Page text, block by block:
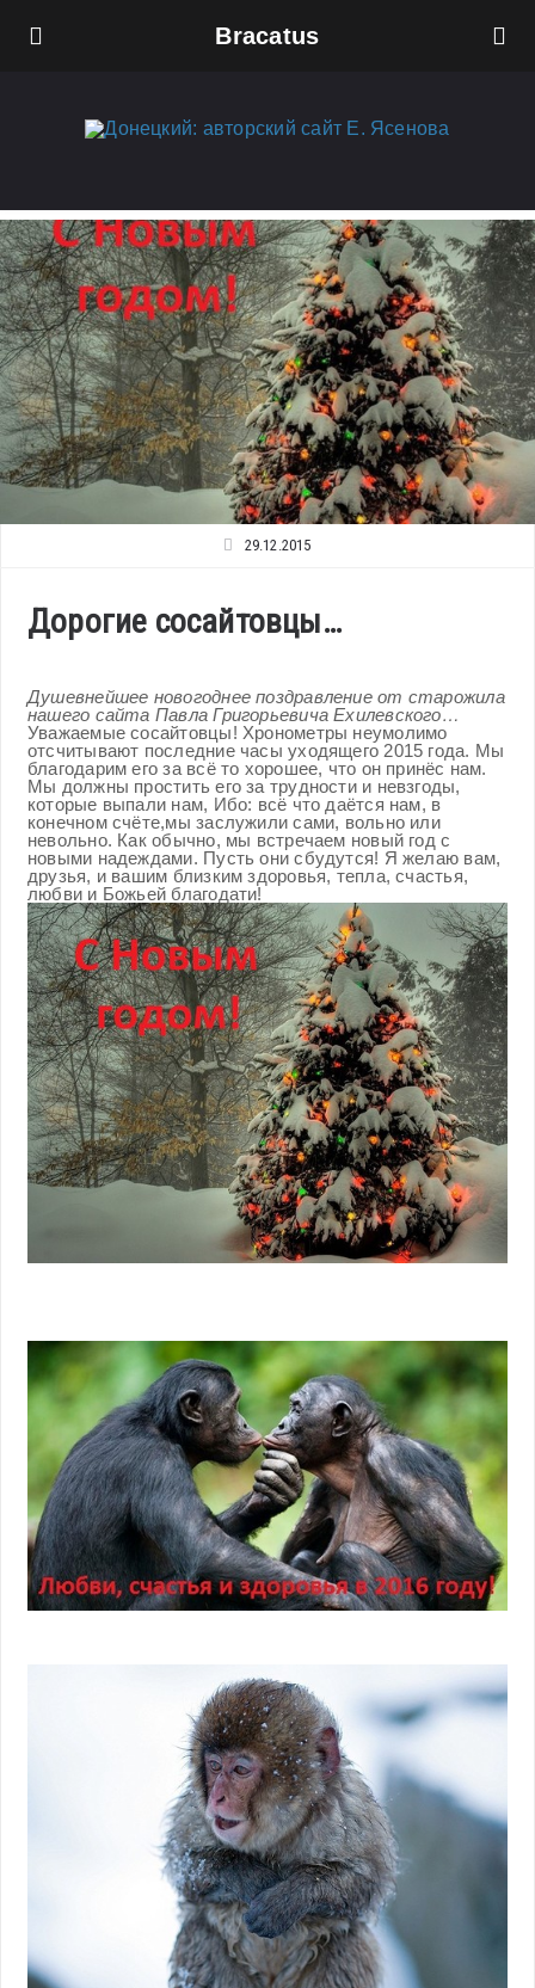
Bracatus
29.12.2015
Дорогие сосайтовцы…
Душевнейшее новогоднее поздравление от старожила
нашего сайта Павла Григорьевича Ехилевского…
Уважаемые сосайтовцы! Хронометры неумолимо
отсчитывают последние часы уходящего 2015 года. Мы
благодарим его за всё то хорошее, что он принёс нам.
Мы должны простить его за трудности и невзгоды,
которые выпали нам, Ибо: всё что даётся нам, в
конечном счёте,мы заслужили сами, вольно или
невольно. Как обычно, мы встречаем новый год с
новыми надеждами. Пусть они сбудутся! Я желаю вам,
друзья, и вашим близким здоровья, тепла, счастья,
любви и Божьей благодати!